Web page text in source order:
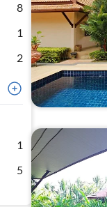
8
1
2
1
5